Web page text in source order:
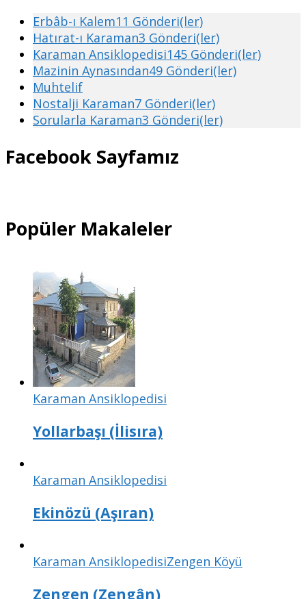
Erbâb-ı Kalem11 Gönderi(ler)
Hatırat-ı Karaman3 Gönderi(ler)
Karaman Ansiklopedisi145 Gönderi(ler)
Mazinin Aynasından49 Gönderi(ler)
Muhtelif
Nostalji Karaman7 Gönderi(ler)
Sorularla Karaman3 Gönderi(ler)
Facebook Sayfamız
Popüler Makaleler
Karaman Ansiklopedisi
Yollarbaşı (İlisıra)
Karaman Ansiklopedisi
Ekinözü (Aşıran)
Karaman AnsiklopedisiZengen Köyü
Zengen (Zengân)